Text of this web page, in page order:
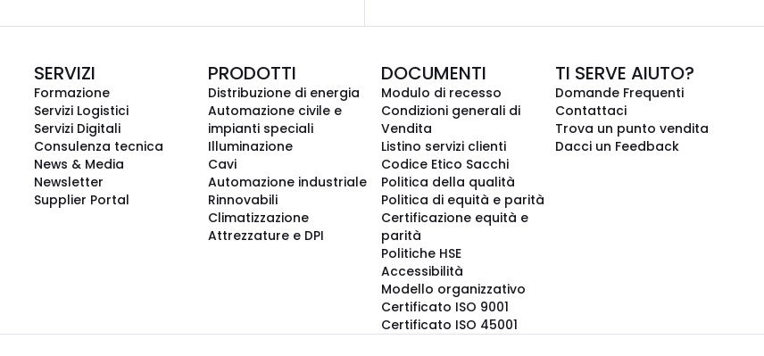
SERVIZI
Formazione
Servizi Logistici
Servizi Digitali
Consulenza tecnica
News & Media
Newsletter
Supplier Portal
PRODOTTI
Distribuzione di energia
Automazione civile e
impianti speciali
Illuminazione
Cavi
Automazione industriale
Rinnovabili
Climatizzazione
Attrezzature e DPI
DOCUMENTI
Modulo di recesso
Condizioni generali di
Vendita
Listino servizi clienti
Codice Etico Sacchi
Politica della qualità
Politica di equità e parità
Certificazione equità e
parità
Politiche HSE
Accessibilità
Modello organizzativo
Certificato ISO 9001
Certificato ISO 45001
TI SERVE AIUTO?
Domande Frequenti
Contattaci
Trova un punto vendita
Dacci un Feedback